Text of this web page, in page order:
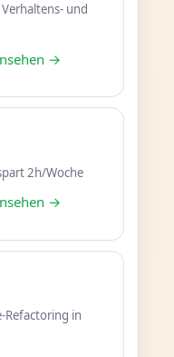
und
→
2h/Woche
→
Refactoring in